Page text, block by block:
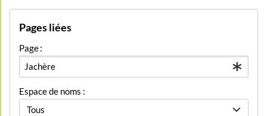
navigation
recherche
Pages liées
Page :
Espace de noms :
Tous